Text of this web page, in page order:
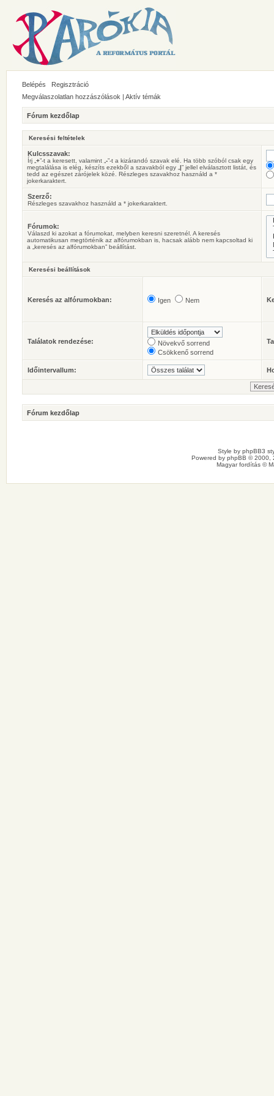
Belépés
Regisztráció
Megválaszolatlan hozzászólások | Aktív témák
Fórum kezdőlap
Keresési feltételek
Kulcsszavak:
Írj „ +”-t a keresett, valamint „ -”-t a kizárandó szavak elé. Ha több szóból csak egy
megtalálása is elég, készíts ezekből a szavakból egy „ |” jellel elválasztott listát, és
tedd az egészet zárójelek közé. Részleges szavakhoz használd a *
jokerkaraktert.
Szerző:
Részleges szavakhoz használd a * jokerkaraktert.
Fórumok:
Válaszd ki azokat a fórumokat, melyben keresni szeretnél. A keresés
automatikusan megtörténik az alfórumokban is, hacsak alább nem kapcsoltad ki
a „keresés az alfórumokban” beállítást.
Keresési beállítások
Keresés az alfórumokban: Igen Nem
Találatok rendezése:
Növekvő sorrend
Csökkenő sorrend
Időintervallum:
Fórum kezdőlap
Style by phpBB3
Powered by phpBB © 2000,
Magyar fordítás ©